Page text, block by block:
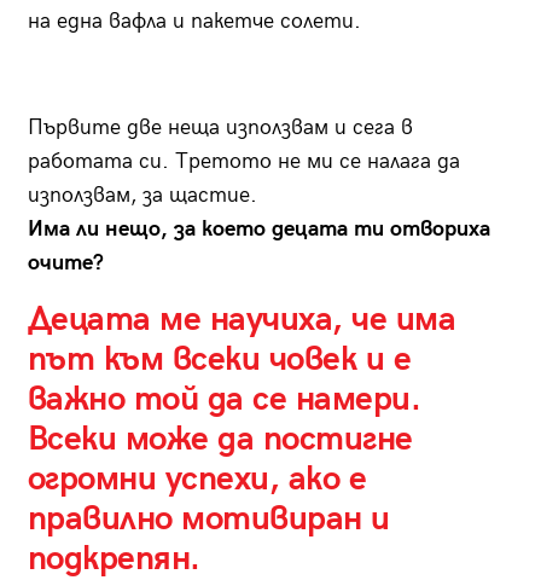
на една вафла и пакетче солети.
Първите две неща използвам и сега в
работата си. Третото не ми се налага да
използвам, за щастие.
Има ли нещо, за което децата ти отвориха
очите?
Децата ме научиха, че има
път към всеки човек и е
важно той да се намери.
Всеки може да постигне
огромни успехи, ако е
правилно мотивиран и
подкрепян.